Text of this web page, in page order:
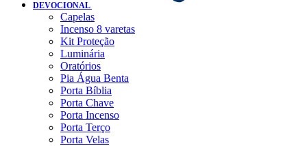
DEVOCIONAL
Capelas
Incenso 8 varetas
Kit Proteção
Luminária
Oratórios
Pia Água Benta
Porta Bíblia
Porta Chave
Porta Incenso
Porta Terço
Porta Velas